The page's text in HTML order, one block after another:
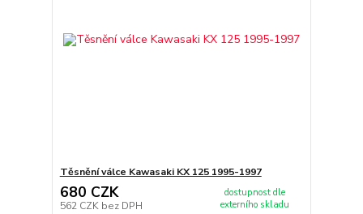
Těsnění válce Kawasaki KX 125 1995-1997
680 CZK
562 CZK bez DPH
dostupnost dle
externího skladu